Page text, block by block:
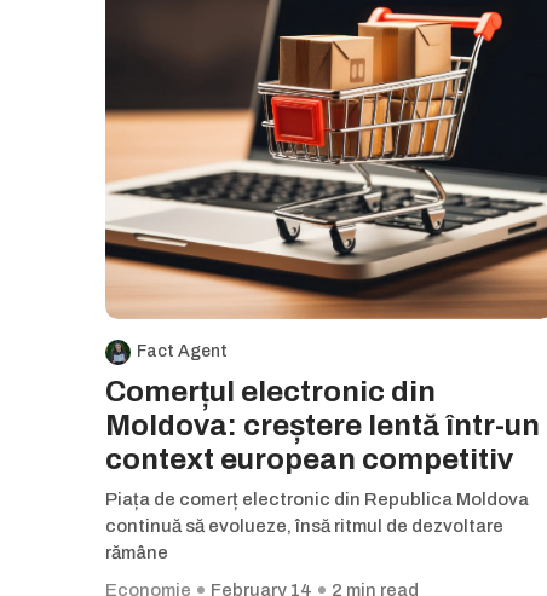
Fact Agent
Comerțul electronic din
Moldova: creștere lentă într-un
context european competitiv
Piața de comerț electronic din Republica Moldova
continuă să evolueze, însă ritmul de dezvoltare
rămâne
Economie
February 14 2 min read